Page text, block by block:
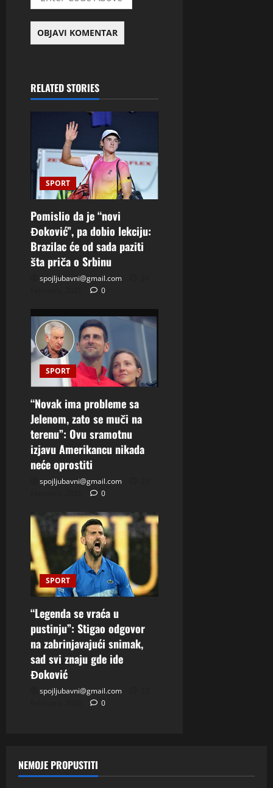
RELATED STORIES
SPORT
Pomislio da je “novi
Đoković”, pa dobio lekciju:
Brazilac će od sada paziti
šta priča o Srbinu
spojljubavni@gmail.com
0
SPORT
“Novak ima probleme sa
Jelenom, zato se muči na
terenu”: Ovu sramotnu
izjavu Amerikancu nikada
neće oprostiti
spojljubavni@gmail.com
0
SPORT
“Legenda se vraća u
pustinju”: Stigao odgovor
na zabrinjavajući snimak,
sad svi znaju gde ide
Đoković
spojljubavni@gmail.com
0
NEMOJE PROPUSTITI